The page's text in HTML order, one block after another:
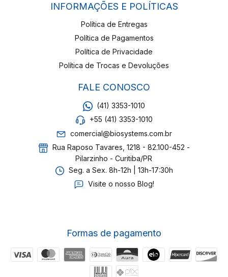
INFORMAÇÕES E POLÍTICAS
Política de Entregas
Política de Pagamentos
Política de Privacidade
Política de Trocas e Devoluções
FALE CONOSCO
(41) 3353-1010
+55 (41) 3353-1010
comercial@biosystems.com.br
Rua Raposo Tavares, 1218 - 82.100-452 -
Pilarzinho - Curitiba/PR
Seg. a Sex. 8h-12h | 13h-17:30h
Visite o nosso Blog!
Formas de pagamento